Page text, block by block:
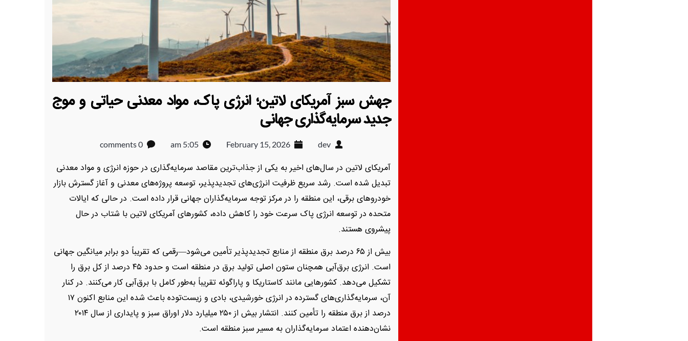
جهش سبز آمریکای لاتین؛ انرژی پاک، مواد معدنی حیاتی و موج
جدید سرمایه‌گذاری جهانی
dev
February 15, 2026
5:05 am
0 comments
آمریکای لاتین در سال‌های اخیر به یکی از جذاب‌ترین مقاصد سرمایه‌گذاری در حوزه انرژی و مواد معدنی
تبدیل شده است. رشد سریع ظرفیت انرژی‌های تجدیدپذیر، توسعه پروژه‌های معدنی و آغاز گسترش بازار
خودروهای برقی، این منطقه را در مرکز توجه سرمایه‌گذاران جهانی قرار داده است. در حالی که ایالات
متحده در توسعه انرژی پاک سرعت خود را کاهش داده، کشورهای آمریکای لاتین با شتاب در حال
پیشروی هستند.
بیش از ۶۵ درصد برق منطقه از منابع تجدیدپذیر تأمین می‌شود—رقمی که تقریباً دو برابر میانگین جهانی
است. انرژی برق‌آبی همچنان ستون اصلی تولید برق در منطقه است و حدود ۴۵ درصد از کل برق را
تشکیل می‌دهد. کشورهایی مانند کاستاریکا و پاراگوئه تقریباً به‌طور کامل با برق‌آبی کار می‌کنند. در کنار
آن، سرمایه‌گذاری‌های گسترده در انرژی خورشیدی، بادی و زیست‌توده باعث شده این منابع اکنون ۱۷
درصد از برق منطقه را تأمین کنند. انتشار بیش از ۲۵۰ میلیارد دلار اوراق سبز و پایداری از سال ۲۰۱۴
نشان‌دهنده اعتماد سرمایه‌گذاران به مسیر سبز منطقه است.